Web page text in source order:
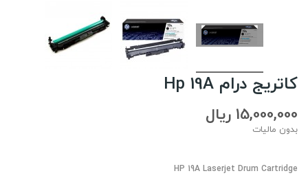
کاتریج درام Hp 19A
15,000,000 ریال
بدون مالیات
HP 19A Laserjet Drum Cartridge